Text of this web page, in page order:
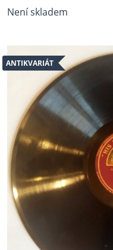
Není skladem
ANTIKVARIÁT